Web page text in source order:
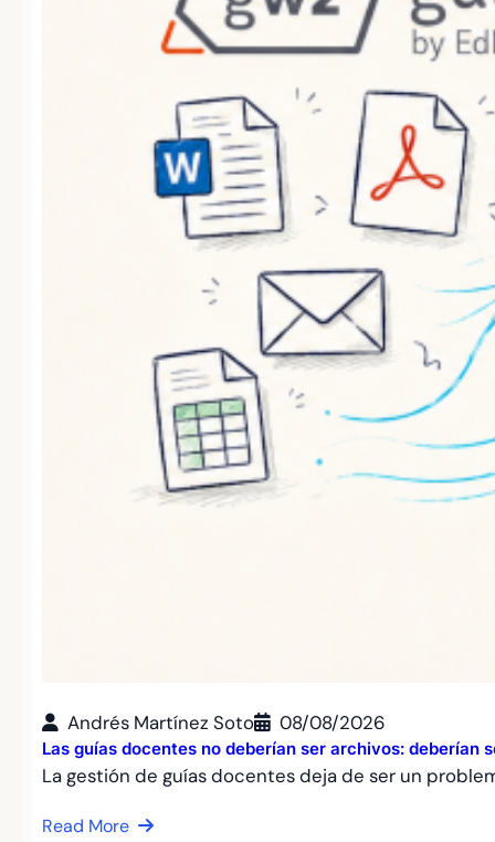
Andrés Martínez Soto 08/08/2026
Las guías docentes no deberían ser archivos: deberían
La gestión de guías docentes deja de ser un
Read More